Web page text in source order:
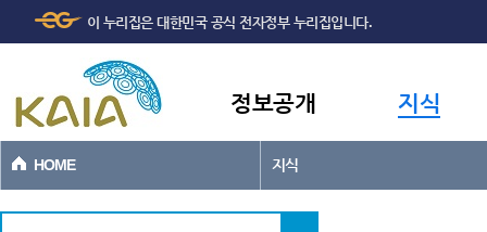
본문바로가기
이 누리집은 대한민국 공식 전자정부 누리집입니다.
정보공개 지식
HOME 지식